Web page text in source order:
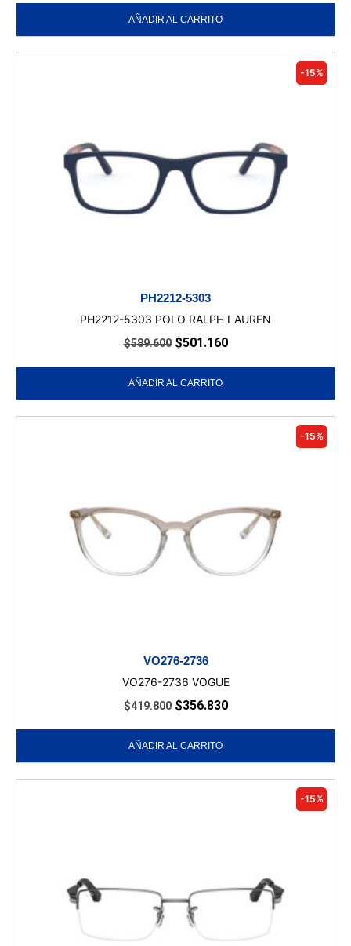
AÑADIR AL CARRITO
-15%
PH2212-5303
PH2212-5303 POLO RALPH LAUREN
$589.600 $501.160
AÑADIR AL CARRITO
-15%
VO276-2736
VO276-2736 VOGUE
$419.800 $356.830
AÑADIR AL CARRITO
-15%